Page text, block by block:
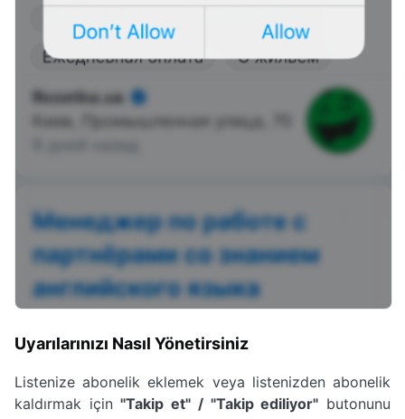
Uyarılarınızı Nasıl Yönetirsiniz
Listenize abonelik eklemek veya listenizden abonelik
kaldırmak için"Takip et" / "Takip ediliyor" butonunu